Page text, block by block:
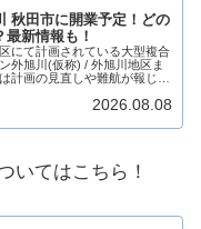
秋田市に開業予定！どの
新情報も！
にて計画されている大型複合
外旭川(仮称) / 外旭川地区ま
計画の見直しや難航が報じら
市は「推進していけ...2026.08.08
いてはこちら！